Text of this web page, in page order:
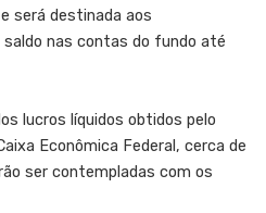
será destinada aos
nas contas do fundo até
lucros líquidos obtidos pelo
Econômica Federal, cerca de
ser contempladas com os